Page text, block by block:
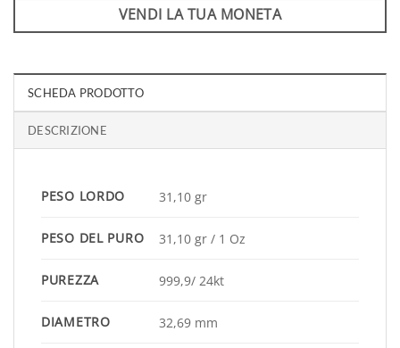
VENDI LA TUA MONETA
SCHEDA PRODOTTO
DESCRIZIONE
PESO LORDO 31,10 gr
PESO DEL PURO 31,10 gr / 1 Oz
PUREZZA 999,9/ 24kt
DIAMETRO 32,69 mm